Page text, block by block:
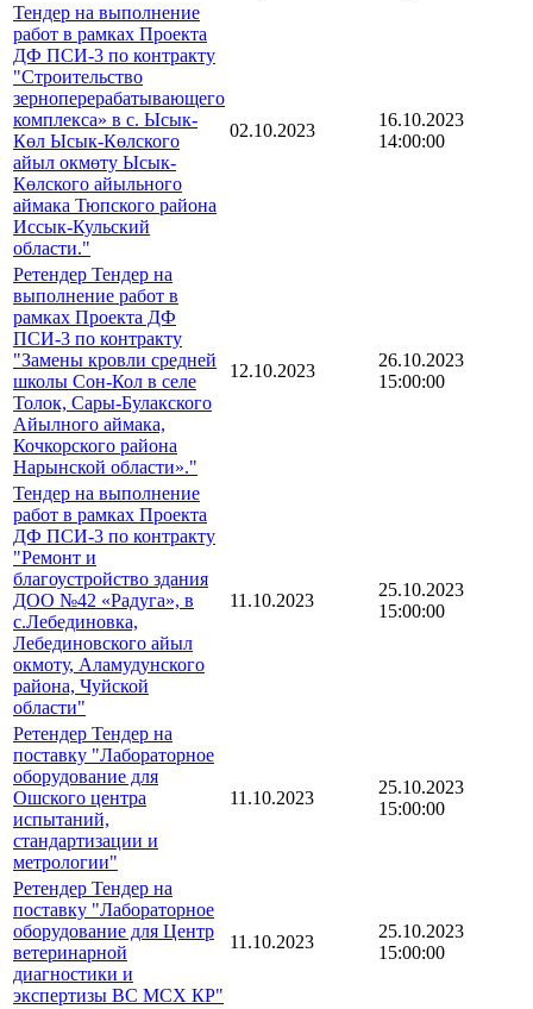
Тендер на выполнение
работ в рамках Проекта
ДФ ПСИ-3 по контракту
"Строительство
зерноперерабатывающего
комплекса» в с. Ысык-
Көл Ысык-Көлского
айыл окмөту Ысык-
Көлского айыльного
аймака Тюпского района
Иссык-Кульский
области."
02.10.2023
16.10.2023
14:00:00
Ретендер Тендер на
выполнение работ в
рамках Проекта ДФ
ПСИ-3 по контракту
"Замены кровли средней
школы Сон-Кол в селе
Толок, Сары-Булакского
Айылного аймака,
Кочкорского района
Нарынской области»."
12.10.2023
26.10.2023
15:00:00
Тендер на выполнение
работ в рамках Проекта
ДФ ПСИ-3 по контракту
"Ремонт и
благоустройство здания
ДОО №42 «Радуга», в
с.Лебединовка,
Лебединовского айыл
окмоту, Аламудунского
района, Чуйской
области"
11.10.2023
25.10.2023
15:00:00
Ретендер Тендер на
поставку "Лабораторное
оборудование для
Ошского центра
испытаний,
стандартизации и
метрологии"
11.10.2023
25.10.2023
15:00:00
Ретендер Тендер на
поставку "Лабораторное
оборудование для Центр
ветеринарной
диагностики и
экспертизы ВС МСХ КР"
11.10.2023
25.10.2023
15:00:00